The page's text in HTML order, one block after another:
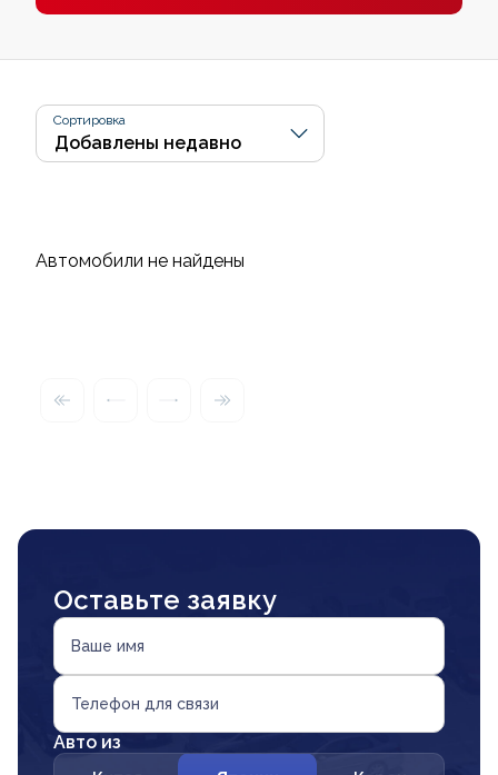
Сортировка
Автомобили не найдены
Оставьте заявку
Ваше имя
Телефон для связи
Авто из